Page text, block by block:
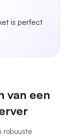
is perfect
van een
robuuste